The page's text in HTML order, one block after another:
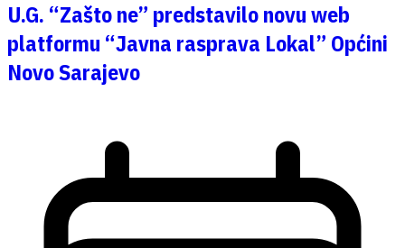
U.G. “Zašto ne” predstavilo novu web
platformu “Javna rasprava Lokal” Općini
Novo Sarajevo